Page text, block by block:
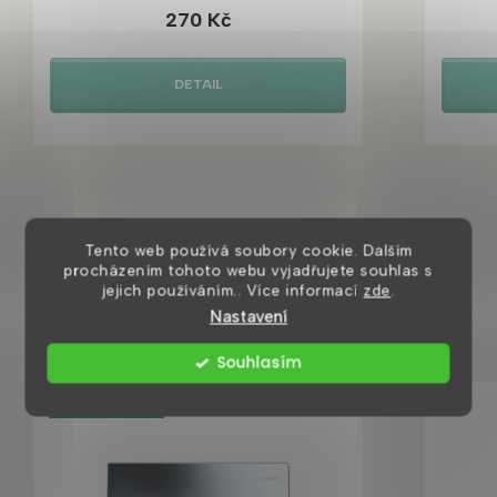
Tento web používá soubory cookie. Dalším
procházením tohoto webu vyjadřujete souhlas s
jejich používáním.. Více informací zde
Nastavení
Souhlasím
270 Kč
DETAIL
Mohlo by se vám také líbit